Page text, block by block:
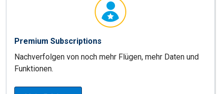
Premium Subscriptions
Nachverfolgen von noch mehr Flügen, mehr Daten und
Funktionen.